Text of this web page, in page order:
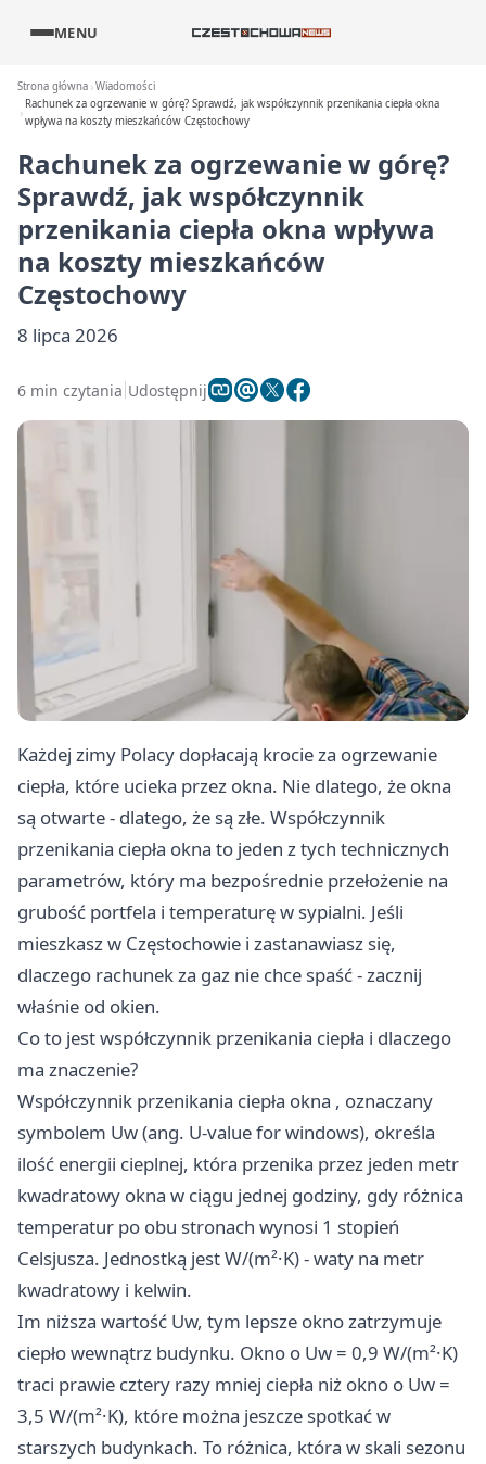
MENU
Strona główna Wiadomości
Rachunek za ogrzewanie w górę? Sprawdź, jak współczynnik przenikania ciepła okna
wpływa na koszty mieszkańców Częstochowy
Rachunek za ogrzewanie w górę?
Sprawdź, jak współczynnik
przenikania ciepła okna wpływa
na koszty mieszkańców
Częstochowy
8 lipca 2026
6 min czytania Udostępnij
Każdej zimy Polacy dopłacają krocie za ogrzewanie
ciepła, które ucieka przez okna. Nie dlatego, że okna
są otwarte - dlatego, że są złe. Współczynnik
przenikania ciepła okna to jeden z tych technicznych
parametrów, który ma bezpośrednie przełożenie na
grubość portfela i temperaturę w sypialni. Jeśli
mieszkasz w Częstochowie i zastanawiasz się,
dlaczego rachunek za gaz nie chce spaść - zacznij
właśnie od okien.
Co to jest współczynnik przenikania ciepła i dlaczego
ma znaczenie?
Współczynnik przenikania ciepła okna , oznaczany
symbolem Uw (ang. U-value for windows), określa
ilość energii cieplnej, która przenika przez jeden metr
kwadratowy okna w ciągu jednej godziny, gdy różnica
temperatur po obu stronach wynosi 1 stopień
Celsjusza. Jednostką jest W/(m²·K) - waty na metr
kwadratowy i kelwin.
Im niższa wartość Uw, tym lepsze okno zatrzymuje
ciepło wewnątrz budynku. Okno o Uw = 0,9 W/(m²·K)
traci prawie cztery razy mniej ciepła niż okno o Uw =
3,5 W/(m²·K), które można jeszcze spotkać w
starszych budynkach. To różnica, która w skali sezonu